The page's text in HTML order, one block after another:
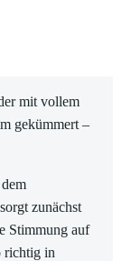
mit vollem
gekümmert –
zunächst
Stimmung auf
richtig in